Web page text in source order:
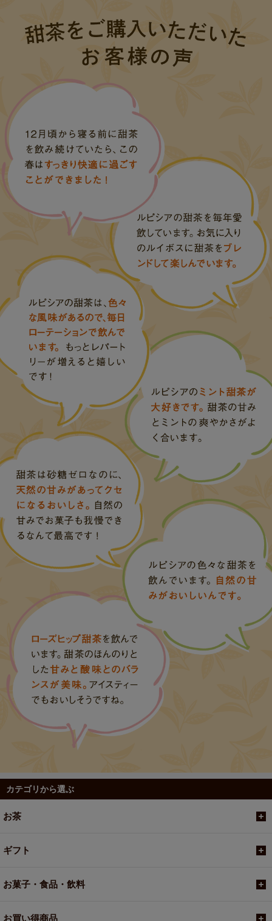
カテゴリから選ぶ
お茶
ギフト
お菓子・食品・飲料
お買い得商品